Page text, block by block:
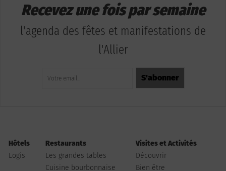
Recevez une fois par semaine
l'agenda des fêtes et manifestations de
l'Allier
Hôtels
Logis
Restaurants
Les grandes tables
Cuisine bourbonnaise
Visites et Activités
Découvrir
Bien être